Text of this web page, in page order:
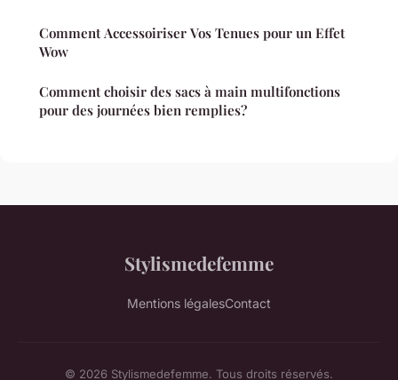
Comment Accessoiriser Vos Tenues pour un Effet
Wow
Comment choisir des sacs à main multifonctions
pour des journées bien remplies?
Stylismedefemme
Mentions légalesContact
© 2026 Stylismedefemme. Tous droits réservés.